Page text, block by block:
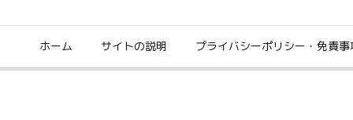
ホーム サイトの説明 プライバシーポリシー・免責事